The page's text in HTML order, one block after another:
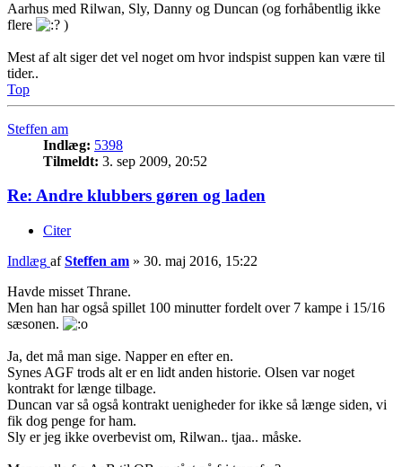
Aarhus med Rilwan, Sly, Danny og Duncan (og forhåbentlig ikke
flere
)
Mest af alt siger det vel noget om hvor indspist suppen kan være til
tider..
Top
Steffen am
Indlæg: 5398
Tilmeldt: 3. sep 2009, 20:52
Re: Andre klubbers gøren og laden
Citer
Indlæg afSteffen am » 30. maj 2016, 15:22
Havde misset Thrane.
Men han har også spillet 100 minutter fordelt over 7 kampe i 15/16
sæsonen.
Ja, det må man sige. Napper en efter en.
Synes AGF trods alt er en lidt anden historie. Olsen var noget
kontrakt for længe tilbage.
Duncan var så også kontrakt uenigheder for ikke så længe siden, vi
fik dog penge for ham.
Sly er jeg ikke overbevist om, Rilwan.. tjaa.. måske.